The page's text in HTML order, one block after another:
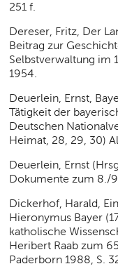
251 f.
Dereser, Fritz, Der
Beitrag zur
Selbstverwaltung im
1954.
Deuerlein, Ernst,
Tätigkeit der
Deutschen
Heimat, 28, 29, 30)
Deuerlein, Ernst
Dokumente zum 8./
Dickerhof, Harald,
Hieronymus Bayer
katholische
Heribert Raab zum
Paderborn 1988, S.